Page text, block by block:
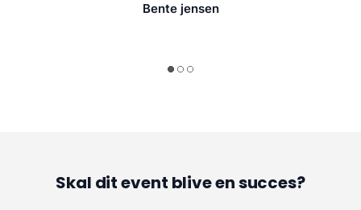
Bente jensen
Skal dit event blive en succes?